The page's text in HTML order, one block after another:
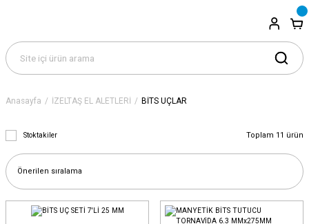
Anasayfa İZELTAŞ EL ALETLERİ BİTS UÇLAR
Stoktakiler Toplam 11 ürün